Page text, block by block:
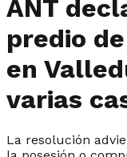
ANT
predio
en
varias
La resolución